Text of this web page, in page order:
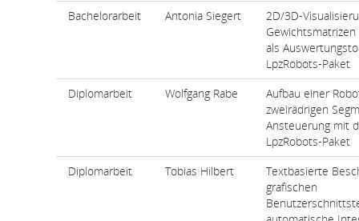
Bachelorarbeit
Antonia Siegert
2D/3D-
als
LpzRobots-Paket
Diplomarbeit
Wolfgang Rabe
Aufbau einer
zweirädrigen
Ansteuerung mit
LpzRobots-Paket
Diplomarbeit
Tobias Hilbert
Textbasierte
grafischen